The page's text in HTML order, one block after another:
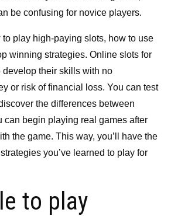
be confusing for novice players.
play high-paying slots, how to use
winning strategies. Online slots for
their skills with no
or risk of financial loss. You can test
the differences between
can begin playing real games after
the game. This way, you’ll have the
you’ve learned to play for
to play